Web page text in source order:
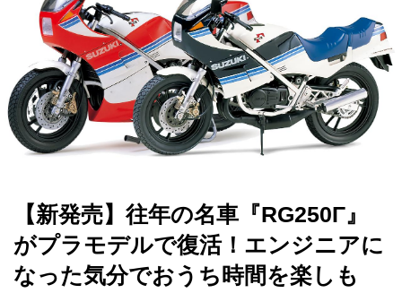
【新発売】往年の名車『RG250Γ』
がプラモデルで復活！エンジニアに
なった気分でおうち時間を楽しも